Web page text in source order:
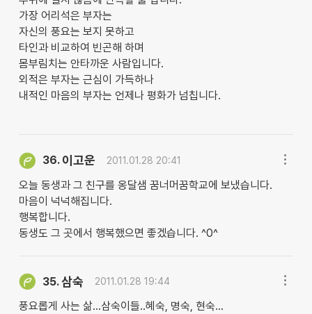
가장 어리석은 부자는
자신의 풍요는 보지 못하고
타인과 비교하여 빈곤해 하며
몸부림치는 안타까운 사람입니다.
외적은 부자는 근심이 가득하나
내적인 마음의 부자는 언제나 평화가 넘칩니다.
36. 이고운 2011.01.28 20:41
오늘 동생과 그 친구를 옹달샘 꿈너머꿈학교에 보냈습니다.
마음이 넉넉해집니다.
행복합니다.
동생도 그 곳에서 행복했으면 좋겠습니다. ^0^
35.삼숙 2011.01.28 19:44
풍요롭게 사는 삶...삼숙이들..혜숙, 명숙, 현숙...